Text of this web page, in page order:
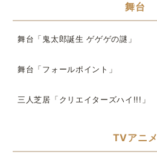
舞台
舞台「鬼太郎誕生 ゲゲゲの謎」
舞台「フォールポイント」
三人芝居「クリエイターズハイ!!!」
TVアニメ